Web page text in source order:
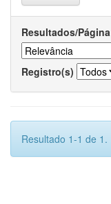
Resultados/Página
Registro(s)
Resultado 1-1 de 1.